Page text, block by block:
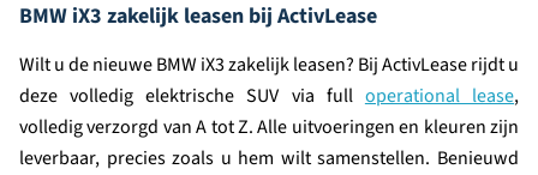
BMW iX3 zakelijk leasen bij ActivLease
Wilt u de nieuwe BMW iX3 zakelijk leasen? Bij ActivLease rijdt u
deze volledig elektrische SUV via full operational lease,
volledig verzorgd van A tot Z. Alle uitvoeringen en kleuren zijn
leverbaar, precies zoals u hem wilt samenstellen. Benieuwd